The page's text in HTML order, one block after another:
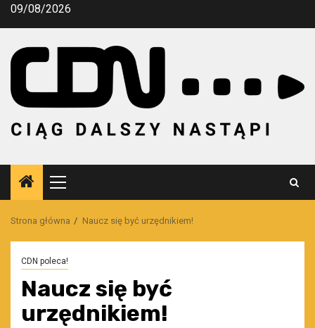
Przejdź
09/08/2026
Menu
główne
Strona główna Naucz się być urzędnikiem!
CDN poleca!
Naucz się być
urzędnikiem!